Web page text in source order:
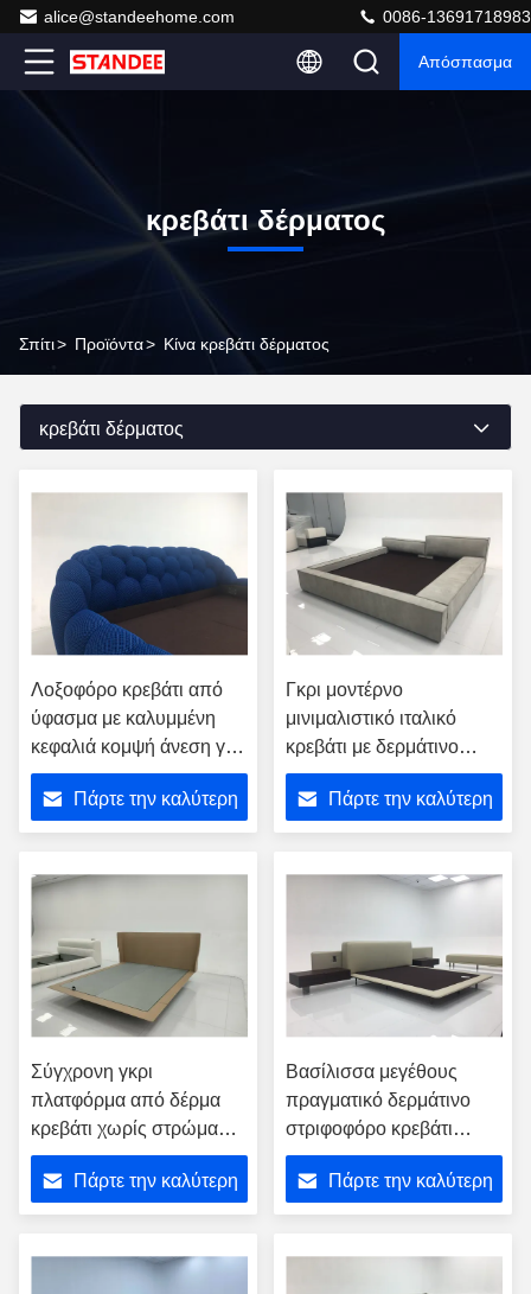
alice@standeehome.com 0086-13691718983
Απόσπασμα
κρεβάτι δέρματος
Σπίτι> Προϊόντα> Κίνα κρεβάτι δέρματος
κρεβάτι δέρματος
Λοξοφόρο κρεβάτι από
ύφασμα με καλυμμένη
κεφαλιά κομψή άνεση για
το σπίτι φιλοξενία
Πάρτε την καλύτερη
Γκρι μοντέρνο
μινιμαλιστικό ιταλικό
κρεβάτι με δερμάτινο
ύφασμα
Πάρτε την καλύτερη
Σύγχρονη γκρι
πλατφόρμα από δέρμα
κρεβάτι χωρίς στρώμα
Σφουγγάρι υψηλής
πυκνότητας
Πάρτε την καλύτερη
Βασίλισσα μεγέθους
πραγματικό δερμάτινο
στριφοφόρο κρεβάτι
χωρίς υπόκρεβάτι
Αποθήκευση λύση
σύγχρονη
Πάρτε την καλύτερη